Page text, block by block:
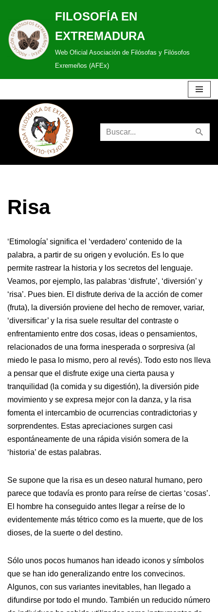
Saltar
al
contenido
FILOSOFÍA EN
EXTREMADURA
Web Oficial Asociación de Filósofas y Filósofos
Exremeños (AFEx)
Risa
‘Etimología’ significa el ‘verdadero’ contenido de la
palabra, a partir de su origen y evolución. Es lo que
permite rastrear la historia y los secretos del lenguaje.
Veamos, por ejemplo, las palabras ‘disfrute’, ‘diversión’ y
‘risa’. Pues bien. El disfrute deriva de la acción de comer
(fruta), la diversión proviene del hecho de remover, variar,
‘diversificar’ y la risa suele resultar del contraste o
enfrentamiento entre dos cosas, ideas o pensamientos,
relacionados de una forma inesperada o sorpresiva (al
miedo le pasa lo mismo, pero al revés). Todo esto nos lleva
a pensar que el disfrute exige una cierta pausa y
tranquilidad (la comida y su digestión), la diversión pide
movimiento y se expresa mejor con la danza, y la risa
fomenta el intercambio de ocurrencias contradictorias y
sorprendentes. Estas apreciaciones surgen casi
espontáneamente de una rápida visión somera de la
‘historia’ de estas palabras.
Se supone que la risa es un deseo natural humano, pero
parece que todavía es pronto para reírse de ciertas ‘cosas’.
El hombre ha conseguido antes llegar a reírse de lo
evidentemente más tétrico como es la muerte, que de los
dioses, de la suerte o del destino.
Sólo unos pocos humanos han ideado iconos y símbolos
que se han ido generalizando entre los convecinos.
Algunos, con sus variantes inevitables, han llegado a
difundirse por todo el mundo. También un reducido número